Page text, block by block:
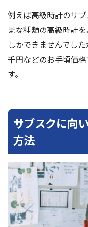
例えば高級時計のサ
まな種類の高級時計
しかできませんでし
千円などのお手頃価
す。
サブスクに向
方法